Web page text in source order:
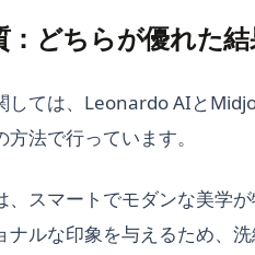
：どちらが優れた
しては、Leonardo AIと
法で行っています。
、スマートでモダンな美学
ナルな印象を与えるため、